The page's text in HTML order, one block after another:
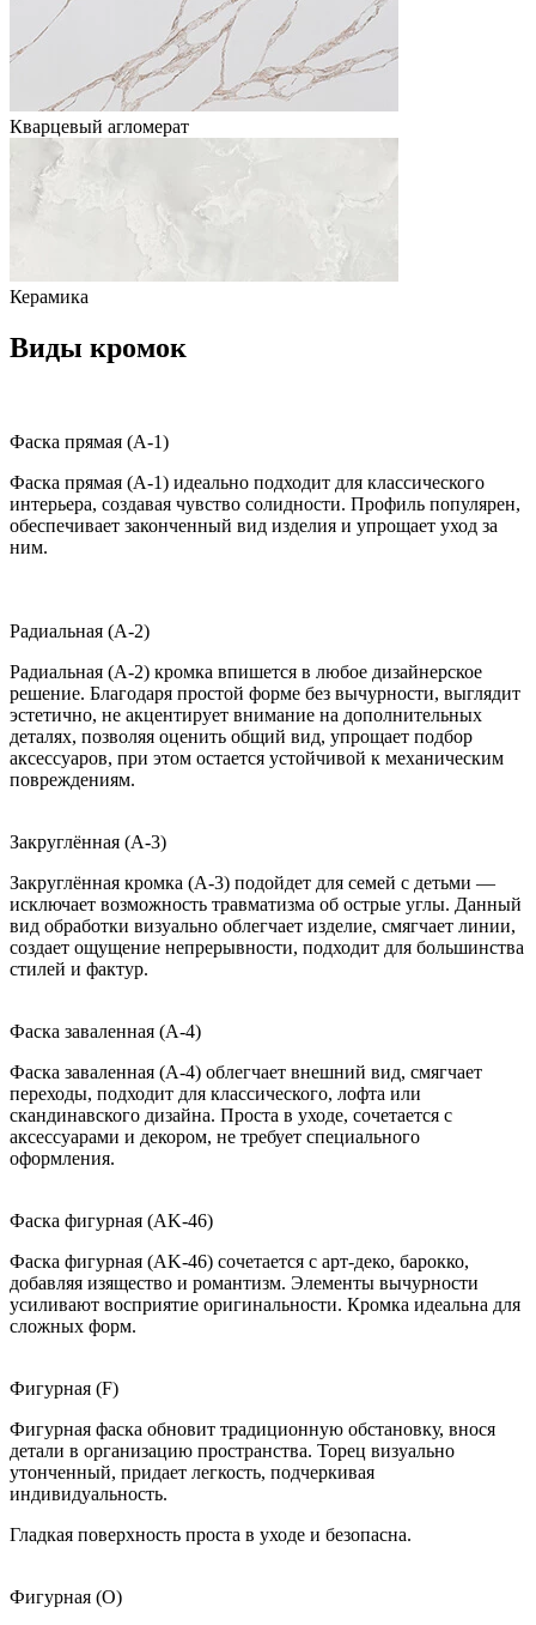
Кварцевый агломерат
Керамика
Виды кромок
Фаска прямая (A-1)
Фаска прямая (A-1) идеально подходит для классического
интерьера, создавая чувство солидности. Профиль популярен,
обеспечивает законченный вид изделия и упрощает уход за
ним.
Радиальная (A-2)
Радиальная (A-2) кромка впишется в любое дизайнерское
решение. Благодаря простой форме без вычурности, выглядит
эстетично, не акцентирует внимание на дополнительных
деталях, позволяя оценить общий вид, упрощает подбор
аксессуаров, при этом остается устойчивой к механическим
повреждениям.
Закруглённая (A-3)
Закруглённая кромка (A-3) подойдет для семей с детьми —
исключает возможность травматизма об острые углы. Данный
вид обработки визуально облегчает изделие, смягчает линии,
создает ощущение непрерывности, подходит для большинства
стилей и фактур.
Фаска заваленная (A-4)
Фаска заваленная (A-4) облегчает внешний вид, смягчает
переходы, подходит для классического, лофта или
скандинавского дизайна. Проста в уходе, сочетается с
аксессуарами и декором, не требует специального
оформления.
Фаска фигурная (AK-46)
Фаска фигурная (AK-46) сочетается с арт-деко, барокко,
добавляя изящество и романтизм. Элементы вычурности
усиливают восприятие оригинальности. Кромка идеальна для
сложных форм.
Фигурная (F)
Фигурная фаска обновит традиционную обстановку, внося
детали в организацию пространства. Торец визуально
утонченный, придает легкость, подчеркивая
индивидуальность.
Гладкая поверхность проста в уходе и безопасна.
Фигурная (O)